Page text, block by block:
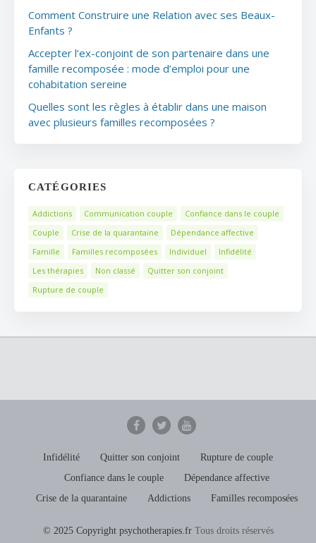
Comment Construire une Relation avec ses Beaux-
Enfants ?
Accepter l’ex-conjoint de son partenaire dans une
famille recomposée : mode d’emploi pour une
cohabitation sereine
Quelles sont les règles à établir dans une maison
avec plusieurs familles recomposées ?
CATÉGORIES
Addictions Communication couple
Confiance dans le couple
Couple
Crise de la quarantaine
Dépendance affective
Famille
Familles recomposées Individuel
Infidélité
Les thérapies
Non classé
Quitter son conjoint
Rupture de couple
Infidélité Quitter son conjoint
Rupture de couple
Confiance dans le couple
Dépendance affective
Crise de la quarantaine
Addictions Familles recomposées
© 2025 Copyright psychotherapies.frTous droits réservés